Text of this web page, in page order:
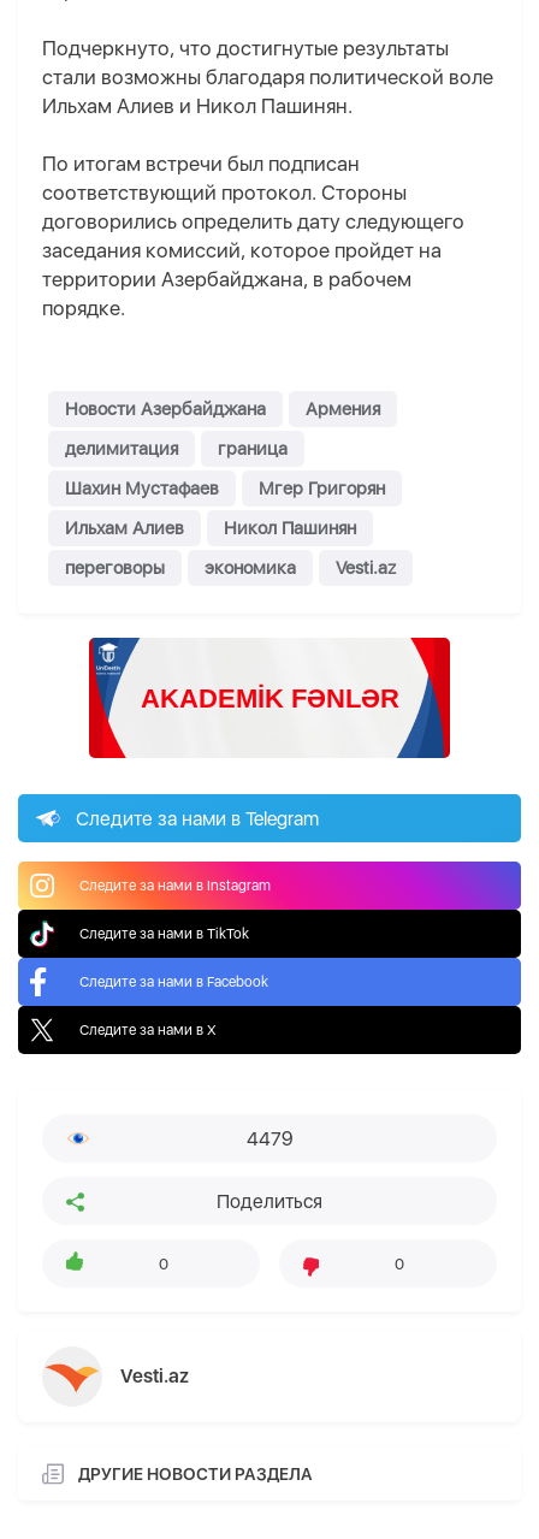
Подчеркнуто, что достигнутые результаты
стали возможны благодаря политической воле
Ильхам Алиев и Никол Пашинян.
По итогам встречи был подписан
соответствующий протокол. Стороны
договорились определить дату следующего
заседания комиссий, которое пройдет на
территории Азербайджана, в рабочем
порядке.
Новости Азербайджана
Армения
делимитация
граница
Шахин Мустафаев
Мгер Григорян
Ильхам Алиев
Никол Пашинян
переговоры
экономика Vesti.az
Следите за нами в Telegram
Следите за нами в Instagram
Следите за нами в TikTok
Следите за нами в Facebook
Следите за нами в X
4479
Поделиться
0 0
Vesti.az
ДРУГИЕ НОВОСТИ РАЗДЕЛА